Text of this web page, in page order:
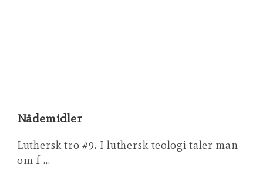
Nådemidler
Luthersk tro #9. I luthersk teologi taler man
om f …